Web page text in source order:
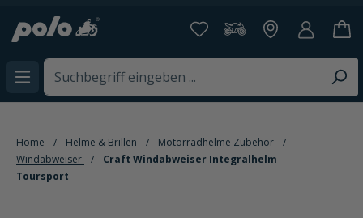
springen
Home Helme & Brillen
Motorradhelme Zubehör
Windabweiser
Craft Windabweiser Integralhelm
Toursport